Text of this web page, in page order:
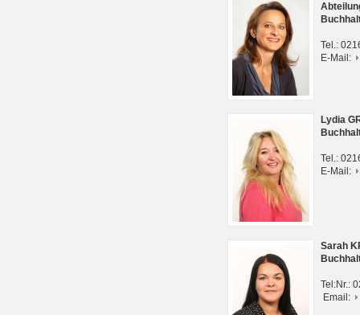
Tel.:
E-Mail:
Lydia
Tel.:
E-Mail:
Sarah
Tel:Nr.:
Email: